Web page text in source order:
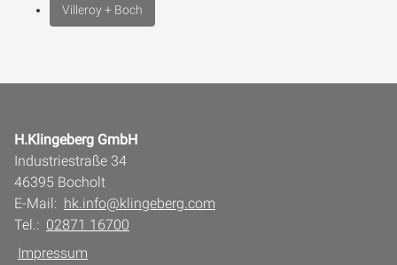
Villeroy + Boch
H.Klingeberg GmbH
Industriestraße 34
46395 Bocholt
E-Mail: hk.info@klingeberg.com
Tel.: 02871 16700
Impressum